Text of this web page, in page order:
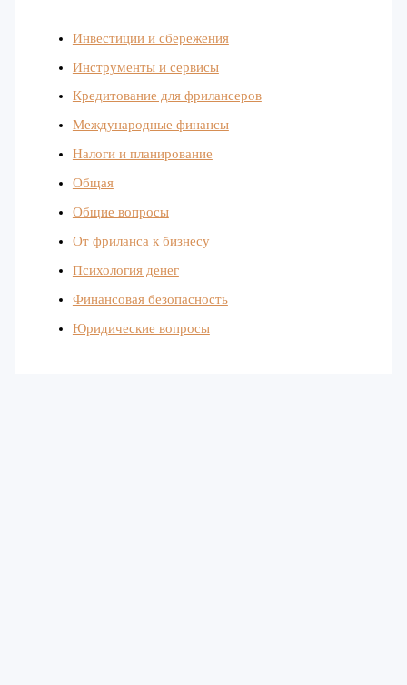
Инвестиции и сбережения
Инструменты и сервисы
Кредитование для фрилансеров
Международные финансы
Налоги и планирование
Общая
Общие вопросы
От фриланса к бизнесу
Психология денег
Финансовая безопасность
Юридические вопросы